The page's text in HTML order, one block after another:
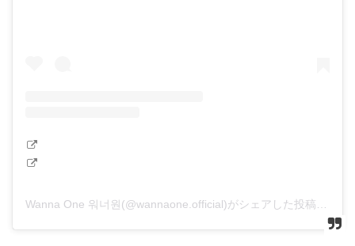
Wanna One 워너원(@wannaone.official)がシェアした投稿